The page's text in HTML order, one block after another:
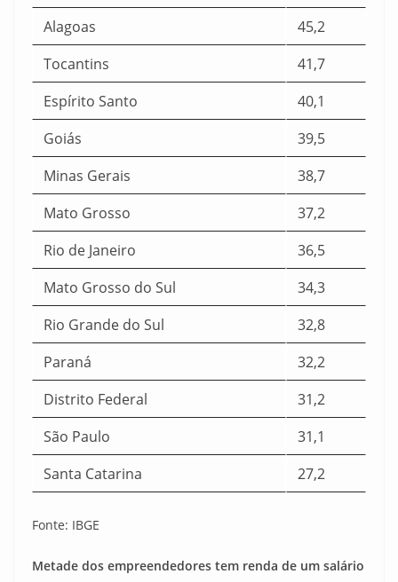
Alagoas
45,2
Tocantins
41,7
Espírito Santo
40,1
Goiás
39,5
Minas Gerais
38,7
Mato Grosso
37,2
Rio de Janeiro
36,5
Mato Grosso do Sul
34,3
Rio Grande do Sul
32,8
Paraná
32,2
Distrito Federal
31,2
São Paulo
31,1
Santa Catarina
27,2
Fonte: IBGE
Metade dos empreendedores tem renda de um salário